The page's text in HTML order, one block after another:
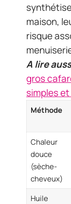
maison,
risque
A lire
gros
simples
Méthode
Chaleur
douce
(sèche-
cheveux)
Huile